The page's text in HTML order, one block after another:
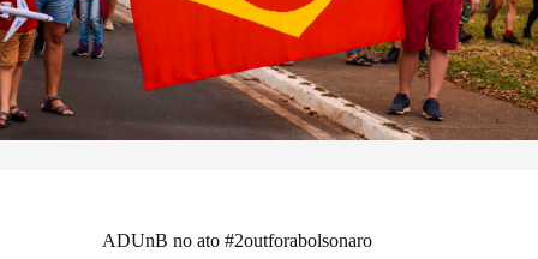
ADUnB no ato #2outforabolsonaro